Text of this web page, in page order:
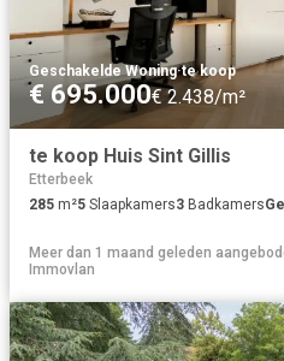
Geschakelde Woning·te koop
€ 695.000€ 2.438/m²
te koop Huis Sint Gillis
Etterbeek
285 m²5 Slaapkamers3 Badkamers
Meer dan 1 maand geleden
Immovlan